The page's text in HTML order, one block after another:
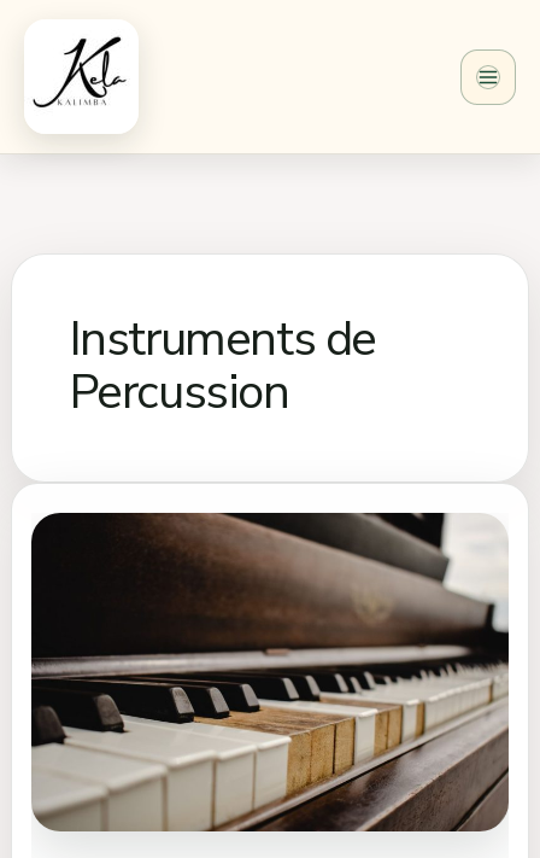
contenu
Instruments de
Percussion
Comparatif
meilleurs
boutiques
pianos
d’occasion
Ile-
de-